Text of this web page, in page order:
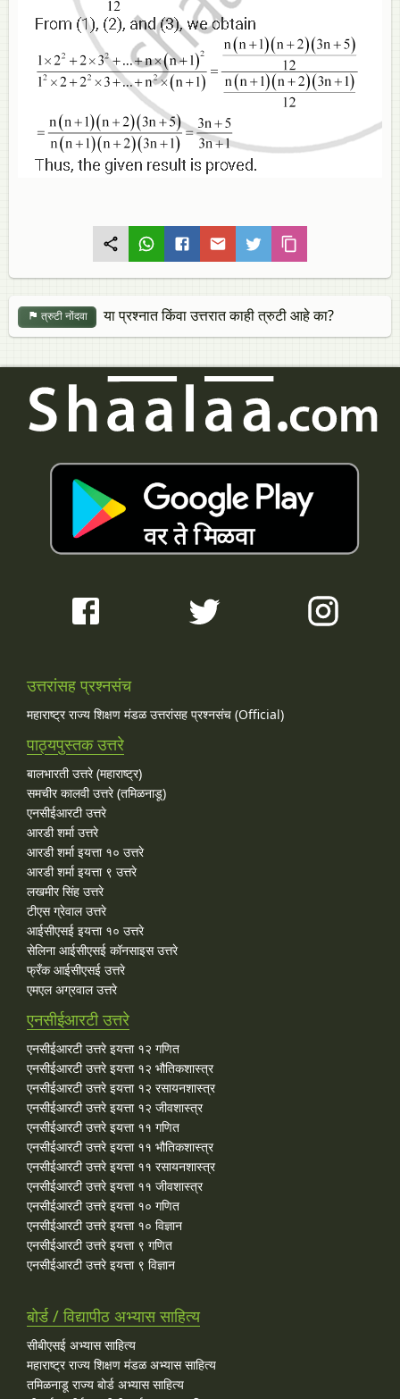
त्रुटी नोंदवा या प्रश्नात किंवा उत्तरात काही त्रुटी आहे का?
उत्तरांसह प्रश्नसंच
महाराष्ट्र राज्य शिक्षण मंडळ उत्तरांसह प्रश्नसंच (Official)
पाठ्यपुस्तक उत्तरे
बालभारती उत्तरे (महाराष्ट्र)
समचीर कालवी उत्तरे (तमिळनाडू)
एनसीईआरटी उत्तरे
आरडी शर्मा उत्तरे
आरडी शर्मा इयत्ता १० उत्तरे
आरडी शर्मा इयत्ता ९ उत्तरे
लखमीर सिंह उत्तरे
टीएस ग्रेवाल उत्तरे
आईसीएसई इयत्ता १० उत्तरे
सेलिना आईसीएसई कॉनसाइस उत्तरे
फ्रँक आईसीएसई उत्तरे
एमएल अग्रवाल उत्तरे
एनसीईआरटी उत्तरे
एनसीईआरटी उत्तरे इयत्ता १२ गणित
एनसीईआरटी उत्तरे इयत्ता १२ भौतिकशास्त्र
एनसीईआरटी उत्तरे इयत्ता १२ रसायनशास्त्र
एनसीईआरटी उत्तरे इयत्ता १२ जीवशास्त्र
एनसीईआरटी उत्तरे इयत्ता ११ गणित
एनसीईआरटी उत्तरे इयत्ता ११ भौतिकशास्त्र
एनसीईआरटी उत्तरे इयत्ता ११ रसायनशास्त्र
एनसीईआरटी उत्तरे इयत्ता ११ जीवशास्त्र
एनसीईआरटी उत्तरे इयत्ता १० गणित
एनसीईआरटी उत्तरे इयत्ता १० विज्ञान
एनसीईआरटी उत्तरे इयत्ता ९ गणित
एनसीईआरटी उत्तरे इयत्ता ९ विज्ञान
बोर्ड / विद्यापीठ अभ्यास साहित्य
सीबीएसई अभ्यास साहित्य
महाराष्ट्र राज्य शिक्षण मंडळ अभ्यास साहित्य
तमिळनाडू राज्य बोर्ड अभ्यास साहित्य